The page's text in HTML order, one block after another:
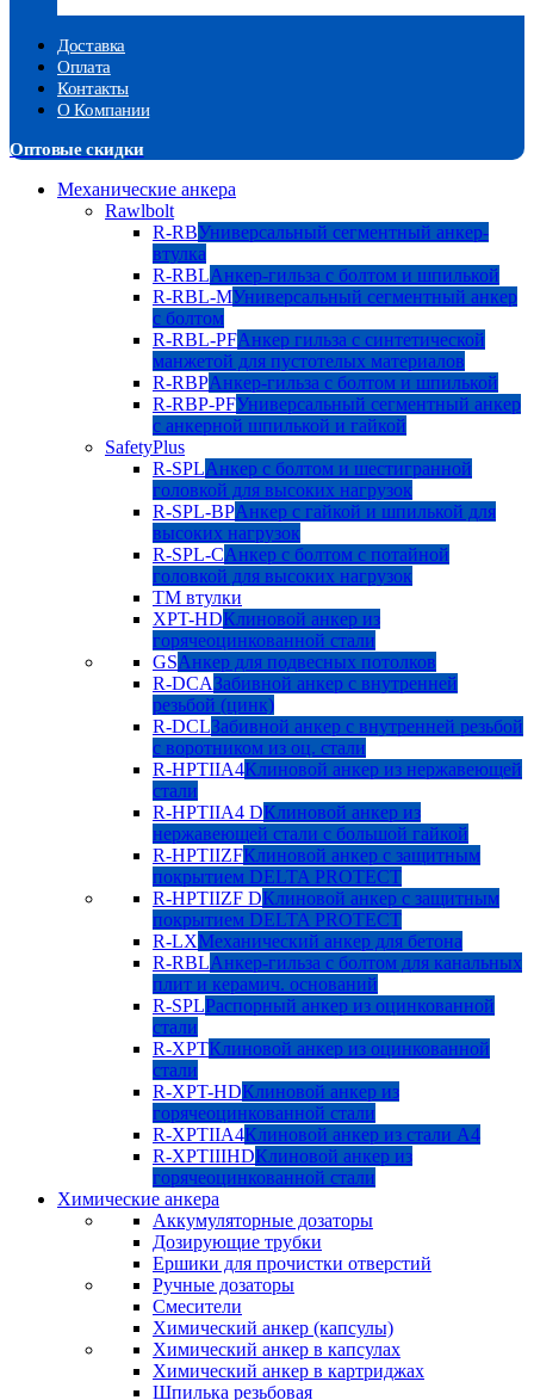
Доставка
Оплата
Контакты
О Компании
Оптовые скидки
Механические анкера
Rawlbolt
R-RBУниверсальный сегментный анкер-
втулка
R-RBLАнкер-гильза с болтом и шпилькой
R-RBL-MУниверсальный сегментный анкер
с болтом
R-RBL-PFАнкер гильза с синтетической
манжетой для пустотелых материалов
R-RBPАнкер-гильза с болтом и шпилькой
R-RBP-PFУниверсальный сегментный анкер
с анкерной шпилькой и гайкой
SafetyPlus
R-SPLАнкер с болтом и шестигранной
головкой для высоких нагрузок
R-SPL-BPАнкер с гайкой и шпилькой для
высоких нагрузок
R-SPL-CАнкер с болтом с потайной
головкой для высоких нагрузок
TM втулки
XPT-HDКлиновой анкер из
горячеоцинкованной стали
GSАнкер для подвесных потолков
R-DCAЗабивной анкер с внутренней
резьбой (цинк)
R-DCLЗабивной анкер с внутренней резьбой
с воротником из оц. стали
R-HPTIIA4Клиновой анкер из нержавеющей
стали
R-HPTIIA4 DКлиновой анкер из
нержавеющей стали с большой гайкой
R-HPTIIZFКлиновой анкер с защитным
покрытием DELTA PROTECT
R-HPTIIZF DКлиновой анкер с защитным
покрытием DELTA PROTECT
R-LXМеханический анкер для бетона
R-RBLАнкер-гильза с болтом для канальных
плит и керамич. оснований
R-SPLРаспорный анкер из оцинкованной
стали
R-XPTКлиновой анкер из оцинкованной
стали
R-XPT-HDКлиновой анкер из
горячеоцинкованной стали
R-XPTIIA4Клиновой анкер из стали А4
R-XPTIIIHDКлиновой анкер из
горячеоцинкованной стали
Химические анкера
Аккумуляторные дозаторы
Дозирующие трубки
Ершики для прочистки отверстий
Ручные дозаторы
Смесители
Химический анкер (капсулы)
Химический анкер в капсулах
Химический анкер в картриджах
Шпилька резьбовая